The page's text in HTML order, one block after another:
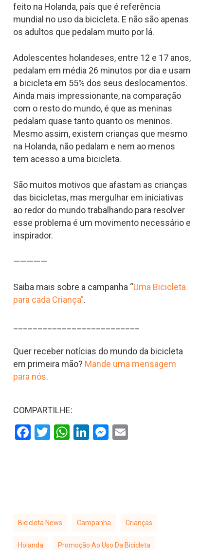
feito na Holanda, país que é referência
mundial no uso da bicicleta. E não são apenas
os adultos que pedalam muito por lá.
Adolescentes holandeses, entre 12 e 17 anos,
pedalam em média 26 minutos por dia e usam
a bicicleta em 55% dos seus deslocamentos.
Ainda mais impressionante, na comparação
com o resto do mundo, é que as meninas
pedalam quase tanto quanto os meninos.
Mesmo assim, existem crianças que mesmo
na Holanda, não pedalam e nem ao menos
tem acesso a uma bicicleta.
São muitos motivos que afastam as crianças
das bicicletas, mas mergulhar em iniciativas
ao redor do mundo trabalhando para resolver
esse problema é um movimento necessário e
inspirador.
—————
Saiba mais sobre a campanha “Uma Bicicleta
para cada Criança”.
Quer receber notícias do mundo da bicicleta
em primeira mão? Mande uma mensagem
para nós.
COMPARTILHE:
Facebook
TwitterWhatsApp
LinkedIn
Messenger
Bicicleta News Campanha Crianças
Holanda Promoção Ao Uso Da Bicicleta